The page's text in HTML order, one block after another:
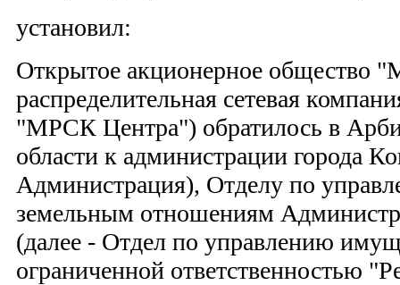
установил:
Открытое акционерное общество
распределительная сетевая
"МРСК Центра") обратилось в
области к администрации города
Администрация), Отделу по
земельным отношениям
(далее - Отдел по управлению
ограниченной ответственностью